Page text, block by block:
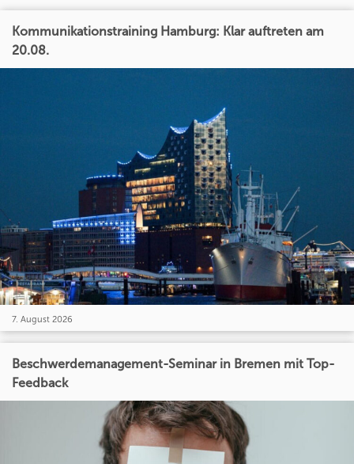
Kommunikationstraining Hamburg: Klar auftreten am
20.08.
7. August 2026
Beschwerdemanagement-Seminar in Bremen mit Top-
Feedback